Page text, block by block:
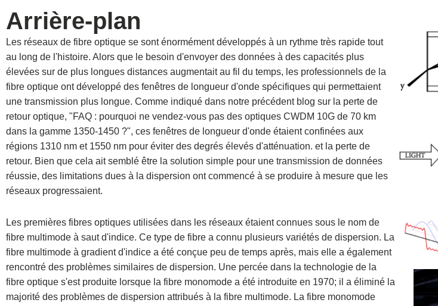
PRÉ-O800-IB-VR8
Arrière-plan
Les réseaux de fibre optique se sont énormément développés à un rythme très rapide tout
au long de l'histoire. Alors que le besoin d'envoyer des données à des capacités plus
élevées sur de plus longues distances augmentait au fil du temps, les professionnels de la
fibre optique ont développé des fenêtres de longueur d'onde spécifiques qui permettaient
une transmission plus longue. Comme indiqué dans notre précédent blog sur la perte de
retour optique, "FAQ : pourquoi ne vendez-vous pas des optiques CWDM 10G de 70 km
dans la gamme 1350-1450 ?", ces fenêtres de longueur d'onde étaient confinées aux
régions 1310 nm et 1550 nm pour éviter des degrés élevés d'atténuation. et la perte de
retour. Bien que cela ait semblé être la solution simple pour une transmission de données
réussie, des limitations dues à la dispersion ont commencé à se produire à mesure que les
réseaux progressaient.
Les premières fibres optiques utilisées dans les réseaux étaient connues sous le nom de
fibre multimode à saut d'indice. Ce type de fibre a connu plusieurs variétés de dispersion. La
fibre multimode à gradient d'indice a été conçue peu de temps après, mais elle a également
rencontré des problèmes similaires de dispersion. Une percée dans la technologie de la
fibre optique s'est produite lorsque la fibre monomode a été introduite en 1970; il a éliminé la
majorité des problèmes de dispersion attribués à la fibre multimode. La fibre monomode